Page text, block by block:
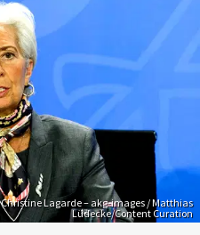
Christine Lagarde – akg-images / Matthias
Lüdecke/Content Curation